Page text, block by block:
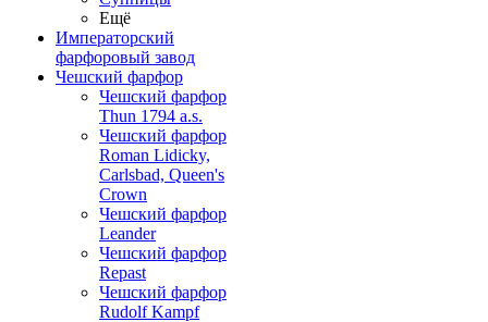
Ещё
Императорский
фарфоровый завод
Чешский фарфор
Чешский фарфор
Thun 1794 a.s.
Чешский фарфор
Roman Lidicky,
Carlsbad, Queen's
Crown
Чешский фарфор
Leander
Чешский фарфор
Repast
Чешский фарфор
Rudolf Kampf